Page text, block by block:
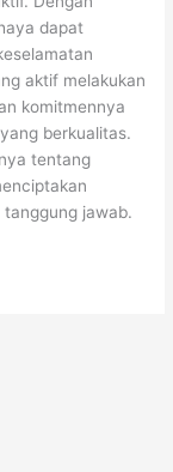
dapat
aktif melakukan
komitmennya
berkualitas.
tentang
jawab.